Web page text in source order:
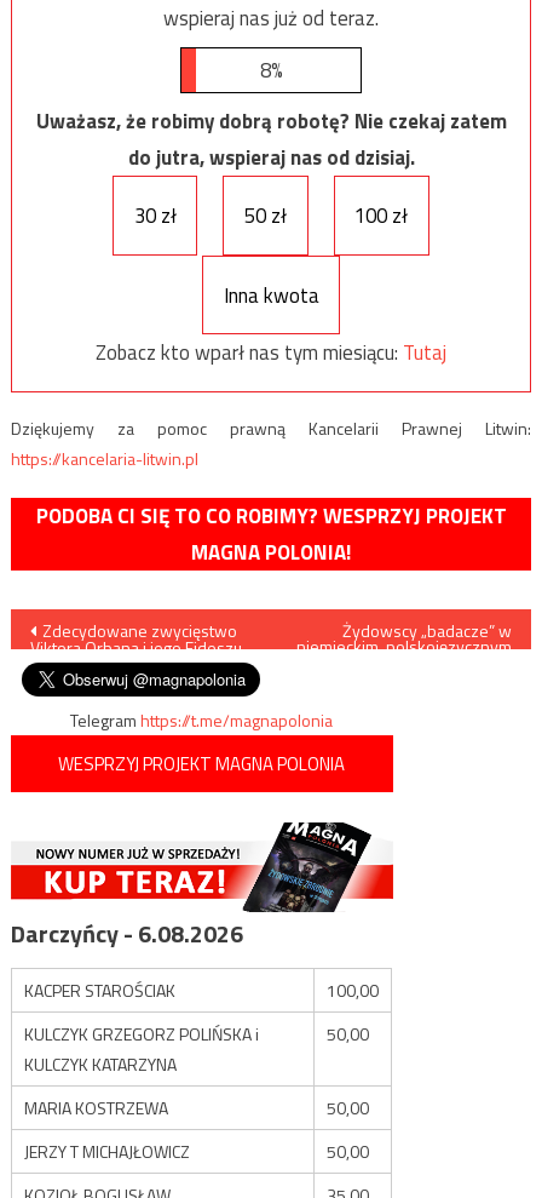
wspieraj nas już od teraz.
8%
Uważasz, że robimy dobrą robotę? Nie czekaj zatem
do jutra, wspieraj nas od dzisiaj.
30 zł
50 zł 100 zł
Inna kwota
Zobacz kto wparł nas tym miesiącu: Tutaj
Dziękujemy za pomoc prawną Kancelarii Prawnej Litwin:
https://kancelaria-litwin.pl
PODOBA CI SIĘ TO CO ROBIMY? WESPRZYJ PROJEKT
MAGNA POLONIA!
Nawigacja
wpisu
Zdecydowane zwycięstwo
Viktora Orbana i jego Fideszu
Żydowscy „badacze” w
niemieckim, polskojęzycznym
Telegramhttps://t.me/magnapolonia
WESPRZYJ PROJEKT MAGNA POLONIA
Darczyńcy - 6.08.2026
KACPER STAROŚCIAK
100,00
KULCZYK GRZEGORZ POLIŃSKA i
KULCZYK KATARZYNA
50,00
MARIA KOSTRZEWA
50,00
JERZY T MICHAJŁOWICZ
50,00